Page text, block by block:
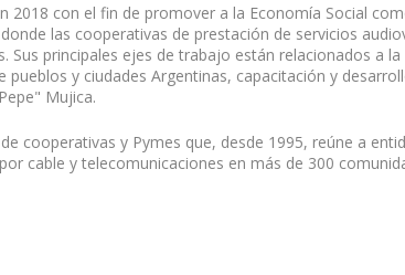
2018 con el fin de promover a la Economía Social
las cooperativas de prestación de servicios
Sus principales ejes de trabajo están relacionados a
y ciudades Argentinas, capacitación y
Mujica.
cooperativas y Pymes que, desde 1995, reúne a
cable y telecomunicaciones en más de 300